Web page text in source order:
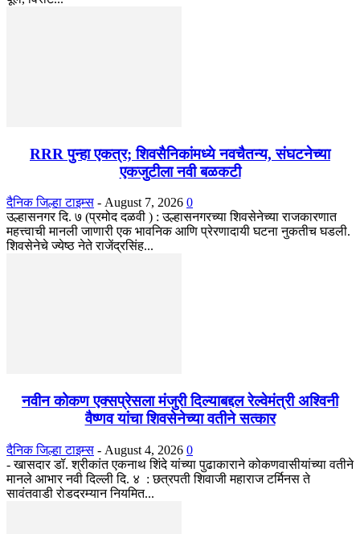
RRR पुन्हा एकत्र; शिवसैनिकांमध्ये नवचैतन्य, संघटनेच्या
एकजुटीला नवी बळकटी
दैनिक जिल्हा टाइम्स - August 7, 2026 0
उल्हासनगर दि. ७ (प्रमोद दळवी ) : उल्हासनगरच्या शिवसेनेच्या राजकारणात
महत्त्वाची मानली जाणारी एक भावनिक आणि प्रेरणादायी घटना नुकतीच घडली.
शिवसेनेचे ज्येष्ठ नेते राजेंद्रसिंह...
नवीन कोकण एक्सप्रेसला मंजुरी दिल्याबद्दल रेल्वेमंत्री अश्विनी
वैष्णव यांचा शिवसेनेच्या वतीने सत्कार
दैनिक जिल्हा टाइम्स - August 4, 2026 0
- खासदार डॉ. श्रीकांत एकनाथ शिंदे यांच्या पुढाकाराने कोकणवासीयांच्या वतीने
मानले आभार नवी दिल्ली दि. ४ : छत्रपती शिवाजी महाराज टर्मिनस ते
सावंतवाडी रोडदरम्यान नियमित...